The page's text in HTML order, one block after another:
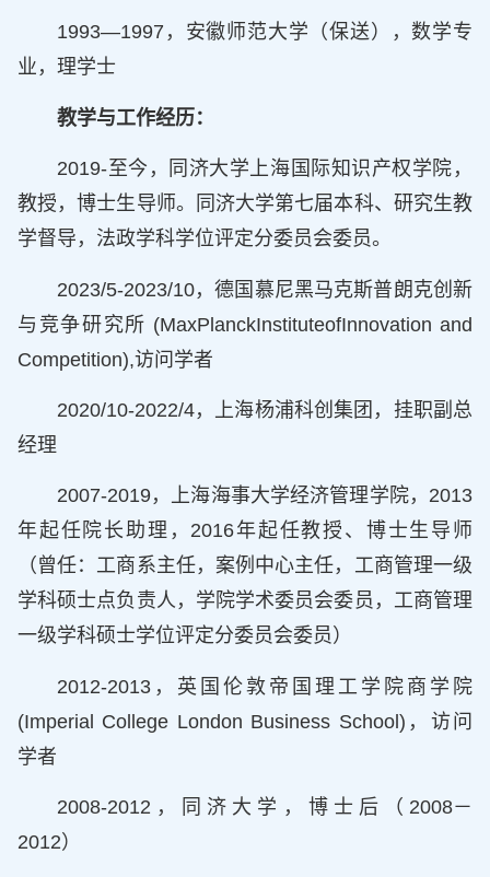
1993—1997，安徽师范大学（保送），数学专
业，理学士
教学与工作经历：
2019-至今，同济大学上海国际知识产权学院，
教授，博士生导师。同济大学第七届本科、研究生教
学督导，法政学科学位评定分委员会委员。
2023/5-2023/10，德国慕尼黑马克斯普朗克创新
与竞争研究所 (MaxPlanckInstituteofInnovation and
Competition),访问学者
2020/10-2022/4，上海杨浦科创集团，挂职副总
经理
2007-2019，上海海事大学经济管理学院，2013
年起任院长助理，2016年起任教授、博士生导师
（曾任：工商系主任，案例中心主任，工商管理一级
学科硕士点负责人，学院学术委员会委员，工商管理
一级学科硕士学位评定分委员会委员）
2012-2013，英国伦敦帝国理工学院商学院
(Imperial College London Business School)，访问
学者
2008-2012，同济大学，博士后（2008－
2012）